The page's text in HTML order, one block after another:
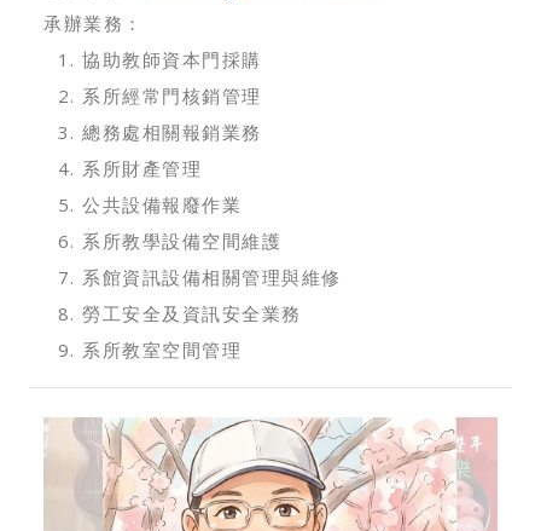
承辦業務：
協助教師資本門採購
系所經常門核銷管理
總務處相關報銷業務
系所財產管理
公共設備報廢作業
系所教學設備空間維護
系館資訊設備相關管理與維修
勞工安全及資訊安全業務
系所教室空間管理